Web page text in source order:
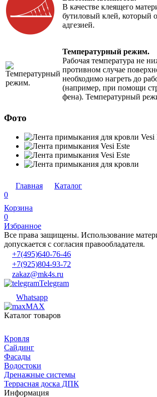
В качестве клеящего
бутиловый клей, который
адгезией.
Температурный режим.
Рабочая температура не
противном случае
необходимо нагреть до
(например, при помощи
фена). Температурный
Фото
Главная
Каталог
0
Корзина
0
Избранное
Все права защищены. Использование
допускается с согласия правообладателя.
+7(495)640-76-46
+7(925)804-93-72
zakaz@mk4s.ru
Telegram
Whatsapp
MAX
Каталог товаров
Кровля
Сайдинг
Фасады
Водостоки
Дренажные системы
Террасная доска ДПК
Информация